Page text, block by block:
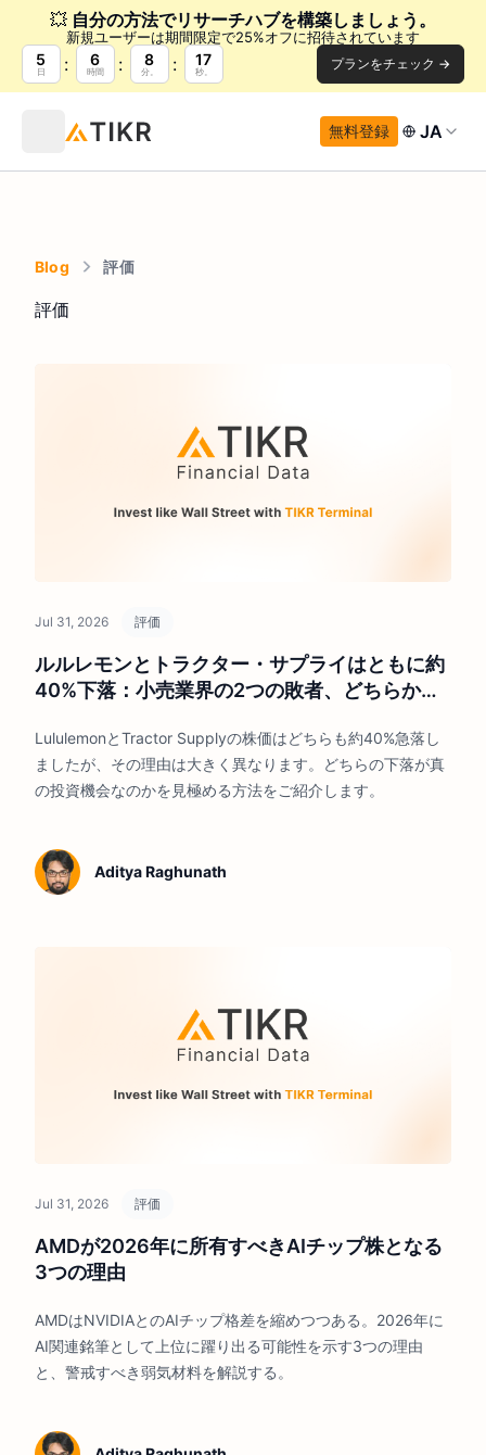
💥 自分の方法でリサーチハブを構築しましょう。
新規ユーザーは期間限定で25%オフに招待されています
5
日
6
時間
8
分。
16
秒。 プランをチェック →
無料登録 JA
Blog 評価
評価
Jul 31, 2026 評価
ルルレモンとトラクター・サプライはともに約
40%下落：小売業界の2つの敗者、どちらかの
LululemonとTractor Supplyの株価はどちらも約40%急落し
ましたが、その理由は大きく異なります。どちらの下落が真
の投資機会なのかを見極める方法をご紹介します。
Aditya Raghunath
Jul 31, 2026 評価
AMDが2026年に所有すべきAIチップ株となる
3つの理由
AMDはNVIDIAとのAIチップ格差を縮めつつある。2026年に
AI関連銘筆として上位に躍り出る可能性を示す3つの理由
と、警戒すべき弱気材料を解説する。